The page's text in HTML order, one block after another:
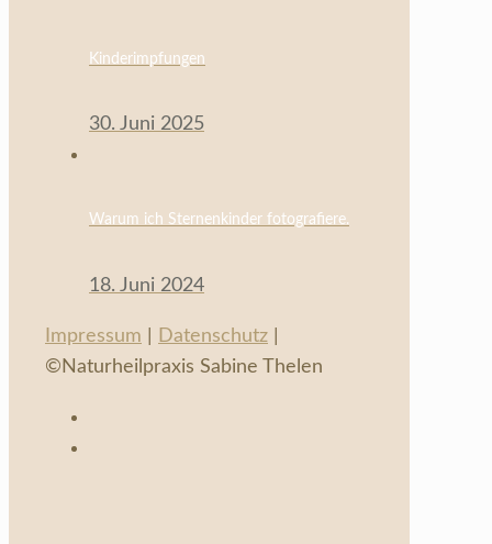
Kinderimpfungen
30. Juni 2025
Warum ich Sternenkinder fotografiere.
18. Juni 2024
Impressum Datenschutz
©Naturheilpraxis Sabine Thelen